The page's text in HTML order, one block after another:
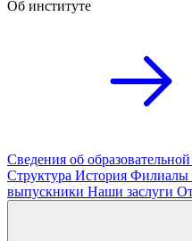
Об институте
Сведения об
Структура История Филиалы
выпускники Наши заслуги